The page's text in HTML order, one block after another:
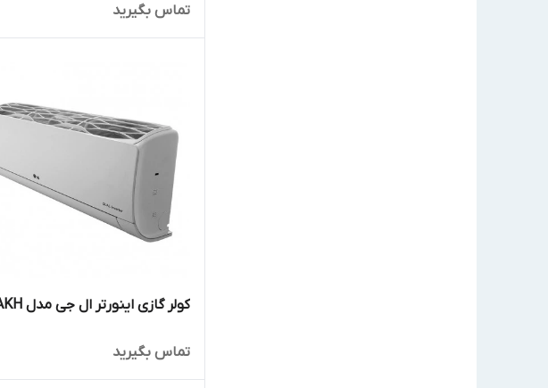
تماس بگیرید
کولر گازی اینورتر ال جی مدل M19AKH
تماس بگیرید